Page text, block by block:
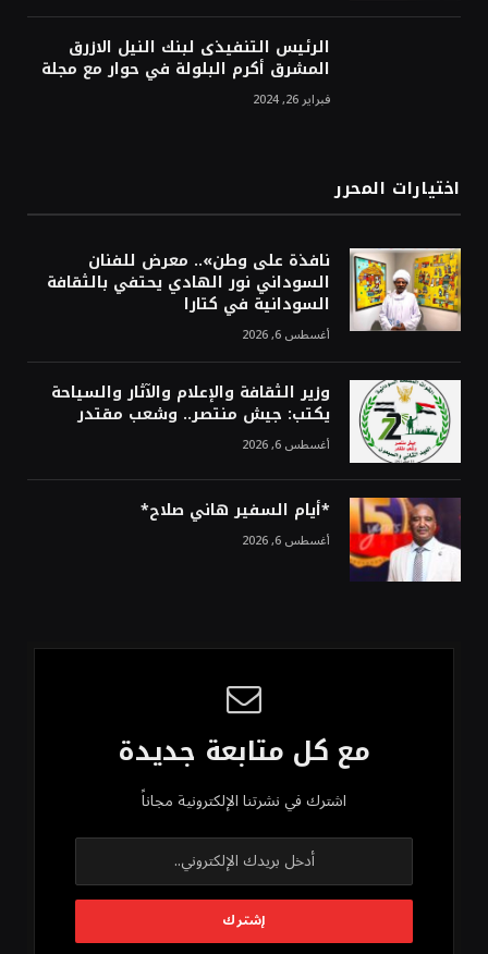
الرئيس التنفيذى لبنك النيل الازرق
المشرق أكرم البلولة في حوار مع مجلة
فبراير 26, 2024
اختيارات المحرر
نافذة على وطن».. معرض للفنان
السوداني نور الهادي يحتفي بالثقافة
السودانية في كتارا
أغسطس 6, 2026
وزير الثقافة والإعلام والآثار والسياحة
يكتب: جيش منتصر.. وشعب مقتدر
أغسطس 6, 2026
*أيام السفير هاني صلاح*
أغسطس 6, 2026
مع كل متابعة جديدة
اشترك في نشرتنا الإلكترونية مجاناً